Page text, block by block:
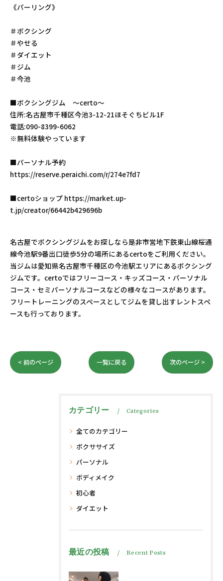
《パーリング》
＃ボクシング
＃やせる
＃ダイエット
＃ジム
＃今池
■ボクシングジム 〜certo〜
住所:名古屋市千種区今池3-12-21ほそぐちビル1F
電話:090-8399-6062
※無料体験やっています
■パーソナル予約
https://reserve.peraichi.com/r/274e7fd7
■certoショップ https://market.up-
t.jp/creator/66442b429696b
名古屋でボクシングジムをお探しなら是非市営地下鉄東山線桜通
線今池駅9番出口徒歩5分の場所にあるcertoをご利用ください。
当ジムは愛知県名古屋市千種区の今池駅エリアにあるボクシング
ジムです。certoではフリーコース・キッズコース・パーソナル
コース・セミパーソナルコースなどの様々なコースがあります。
フリートレーニングのスペースとしてジムを貸し出すレントスペ
ースも行っております。
< 前のページ 一覧に戻る 次のページ >
カテゴリー Categories
全てのカテゴリー
ボクササイズ
パーソナル
ボディメイク
初心者
ダイエット
最近の投稿 Recent Posts